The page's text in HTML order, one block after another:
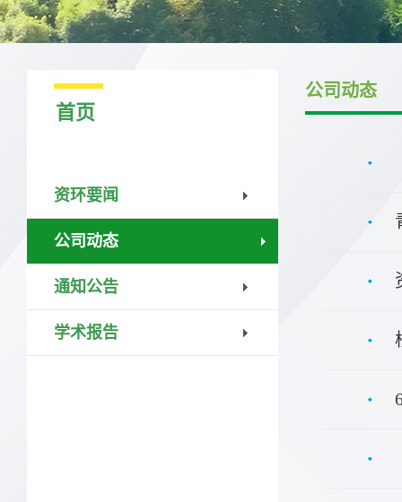
首页
资环要闻
公司动态
通知公告
学术报告
公司动态